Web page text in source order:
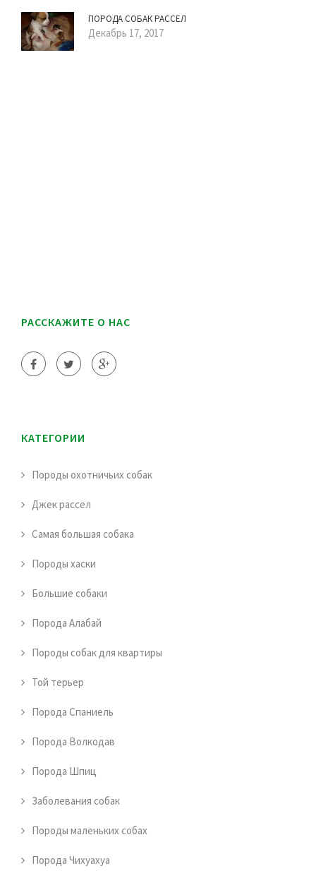
ПОРОДА СОБАК РАССЕЛ
Декабрь 17, 2017
РАССКАЖИТЕ О НАС
КАТЕГОРИИ
Породы охотничьих собак
Джек рассел
Самая большая собака
Породы хаски
Большие собаки
Порода Алабай
Породы собак для квартиры
Той терьер
Порода Спаниель
Порода Волкодав
Порода Шпиц
Заболевания собак
Породы маленьких собах
Порода Чихуахуа